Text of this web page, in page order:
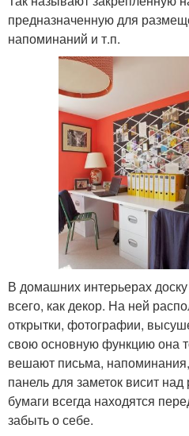
предназначенную для
напоминаний и т.п.
В домашних интерьерах
всего, как декор. На ней
открытки, фотографии,
свою основную функцию она
вешают письма,
панель для заметок висит
бумаги всегда находятся
забыть о себе.